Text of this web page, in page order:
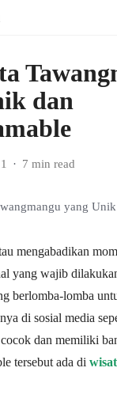
dan
7 min read
mengabadikan
yang wajib
berlomba-lomba
di sosial media
dan memiliki
tersebut ada di